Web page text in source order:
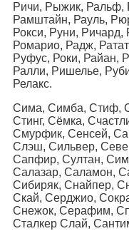
Ричи, Рыжик, Ральф,
Рамштайн, Рауль,
Рокси, Руни,
Ромарио, Радж,
Руфус, Роки, Райан,
Ралли, Ришелье,
Релакс.
Сима, Симба, Стиф,
Стинг, Сёмка,
Смурфик, Сенсей,
Слэш, Сильвер,
Сапфир, Султан,
Салазар, Саламон,
Сибиряк, Снайпер,
Скай, Серджио,
Снежок, Серафим,
Сталкер Слай,